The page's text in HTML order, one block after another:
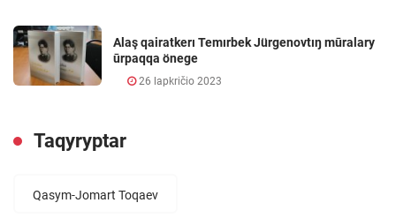
Alaş qairatkerı Temırbek Jürgenovtıŋ mūralary
ūrpaqqa önege
26 lapkričio 2023
Taqyryptar
Qasym-Jomart Toqaev